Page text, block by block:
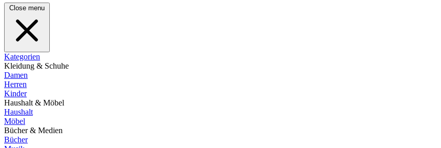
Close menu
Kategorien
Kleidung & Schuhe
Damen
Herren
Kinder
Haushalt & Möbel
Haushalt
Möbel
Bücher & Medien
Bücher